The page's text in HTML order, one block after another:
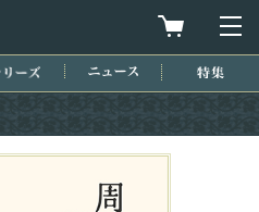
買物カゴを
シリーズ ニュース